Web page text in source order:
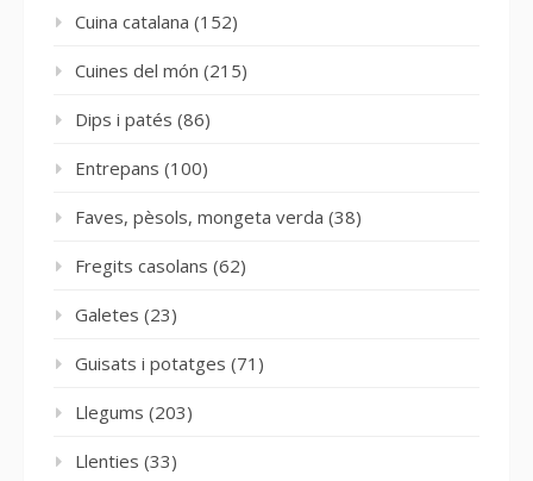
Cuina catalana (152)
Cuines del món (215)
Dips i patés (86)
Entrepans (100)
Faves, pèsols, mongeta verda (38)
Fregits casolans (62)
Galetes (23)
Guisats i potatges (71)
Llegums (203)
Llenties (33)